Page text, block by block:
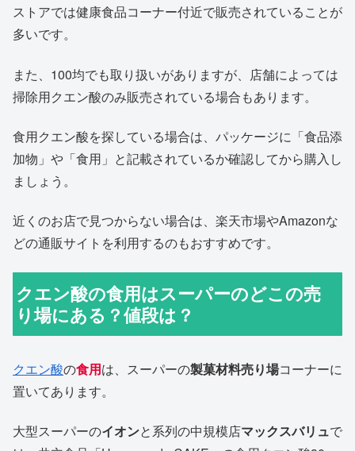
ストアでは健康食品コーナー付近で販売されていることが
多いです。
また、100均でも取り扱いがありますが、店舗によっては
掃除用クエン酸のみ販売されている場合もあります。
食用クエン酸を探している場合は、パッケージに「食品添
加物」や「食用」と記載されているか確認してから購入し
ましょう。
近くのお店で見つからない場合は、楽天市場やAmazonな
どの通販サイトを利用するのもおすすめです。
クエン酸の食用はスーパーのどこの売
り場にある？値段は？
クエン酸の食用は、スーパーの製菓材料売り場コーナーに
置いてあります。
大型スーパーのイオンと系列の中規模店マックスバリュで